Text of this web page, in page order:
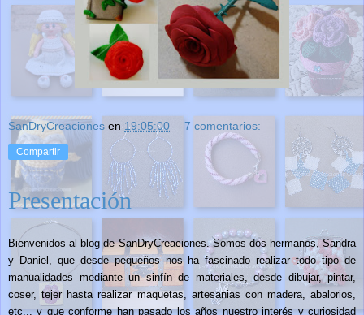
SanDryCreaciones en19:05:00 7 comentarios:
Compartir
Presentación
Bienvenidos al blog de SanDryCreaciones. Somos dos hermanos, Sandra
y Daniel, que desde pequeños nos ha fascinado realizar todo tipo de
manualidades mediante un sinfín de materiales, desde dibujar, pintar,
coser, tejer hasta realizar maquetas, artesanias con madera, abalorios,
etc... y que conforme han pasado los años nuestro interés y curiosidad